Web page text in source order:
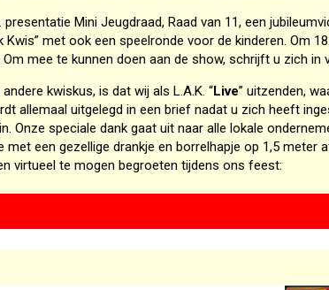
Mini Jeugdraad, Raad van 11, een
Kwis” met ook een speelronde voor de kinderen.
mee te kunnen doen aan de show, schrijft u zich in
kwiskus, is dat wij als L.A.K. “Live” uitzenden,
allemaal uitgelegd in een brief nadat u zich heeft
Onze speciale dank gaat uit naar alle lokale
een gezellige drankje en borrelhapje op 1,5 meter
virtueel te mogen begroeten tijdens ons feest: